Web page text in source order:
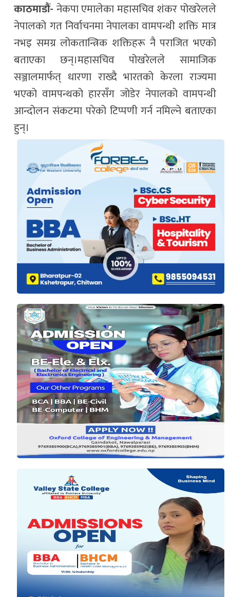
काठमाडौं- नेकपा एमालेका महासचिव शंकर पोखरेलले
नेपालको गत निर्वाचनमा नेपालका वामपन्थी शक्ति मात्र
नभइ समग्र लोकतान्त्रिक शक्तिहरू नै पराजित भएको
बताएका छन्।महासचिव पोखरेलले सामाजिक
सञ्जालमार्फत् धारणा राख्दै भारतको केरला राज्यमा
भएको वामपन्थको हारसँग जोडेर नेपालको वामपन्थी
आन्दोलन संकटमा परेको टिप्पणी गर्न नमिल्ने बताएका
हुन्।